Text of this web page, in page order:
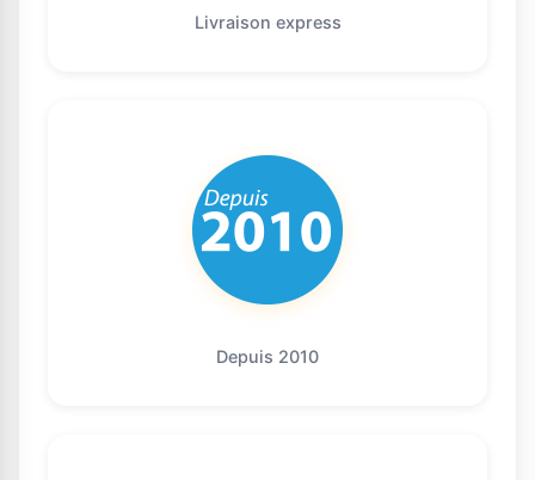
Livraison express
Depuis 2010